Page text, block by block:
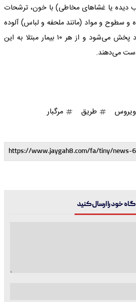
دیده یا غشاهای مخاطی) با خون، ترشحات
و سطوح و مواد (مانند ملحفه و لباس) آلوده
شده به این مایعات بین افراد پخش می‌شود و از هر ۱۰ بیمار مبتلا به این
ویروس طریق مرگبار
خود را ارسال کنید